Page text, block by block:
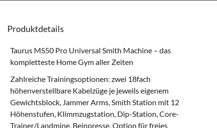
Produktdetails
Taurus MS50 Pro Universal Smith Machine – das
kompletteste Home Gym aller Zeiten
Zahlreiche Trainingsoptionen: zwei 18fach
höhenverstellbare Kabelzüge je jeweils eigenem
Gewichtsblock, Jammer Arms, Smith Station mit 12
Höhenstufen, Klimmzugstation, Dip-Station, Core-
Trainer/Landmine, Beinpresse, Option für freies